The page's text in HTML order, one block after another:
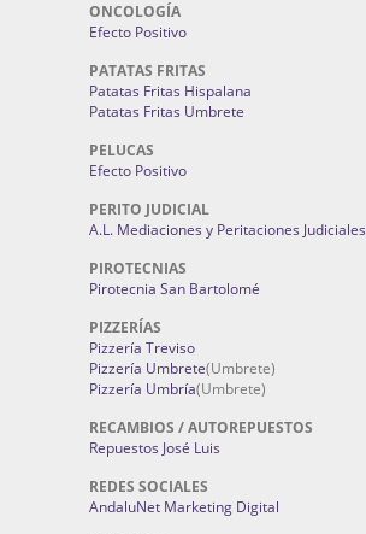
ONCOLOGÍA
Efecto Positivo
PATATAS FRITAS
Patatas Fritas Hispalana
Patatas Fritas Umbrete
PELUCAS
Efecto Positivo
PERITO JUDICIAL
A.L. Mediaciones y Peritaciones Judiciales
PIROTECNIAS
Pirotecnia San Bartolomé
PIZZERÍAS
Pizzería Treviso
Pizzería Umbrete(Umbrete)
Pizzería Umbría(Umbrete)
RECAMBIOS / AUTOREPUESTOS
Repuestos José Luis
REDES SOCIALES
AndaluNet Marketing Digital